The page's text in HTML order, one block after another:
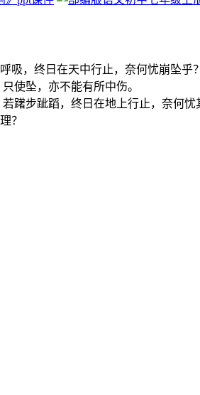
，终日在天中行止，奈何忧崩坠乎？
使坠，亦不能有所中伤。
躇步跐蹈，终日在地上行止，奈何忧
？